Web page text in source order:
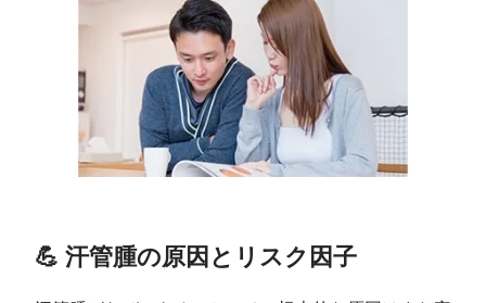
💪 汗管腫の原因とリスク因子